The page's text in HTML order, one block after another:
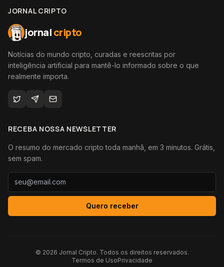
JORNAL CRIPTO
jornalcripto
Notícias do mundo cripto, curadas e reescritas por
inteligência artificial para mantê-lo informado sobre o que
realmente importa.
RECEBA NOSSA NEWSLETTER
O resumo do mercado cripto toda manhã, em 3 minutos. Grátis,
sem spam.
Quero receber
© 2026 Jornal Cripto. Todos os direitos reservados.
Termos de UsoPrivacidade